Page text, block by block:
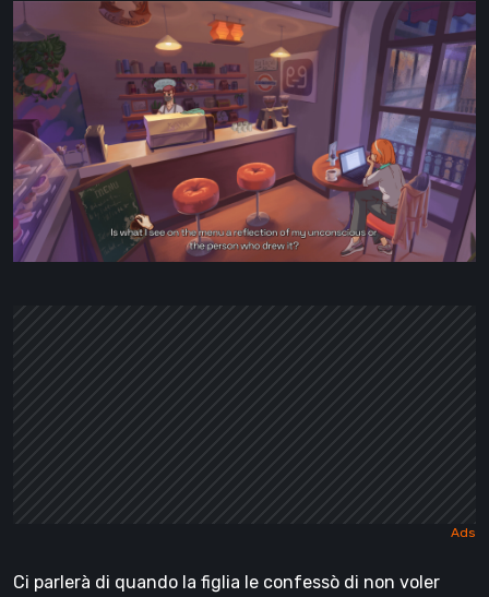
Ci parlerà di quando la figlia le confessò di non voler